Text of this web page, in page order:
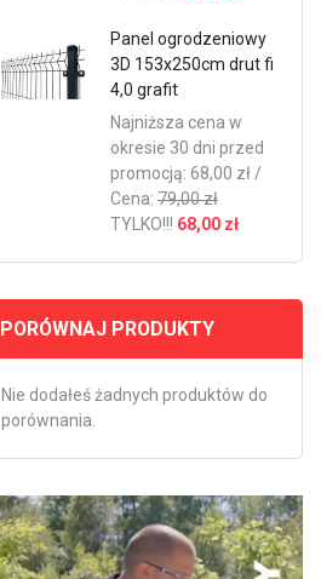
Panel ogrodzeniowy
3D 153x250cm drut fi
4,0 grafit
Najniższa cena w
okresie 30 dni przed
promocją: 68,00 zł /
Cena: 79,00 zł
TYLKO!!! 68,00 zł
PORÓWNAJ PRODUKTY
Nie dodałeś żadnych produktów do
porównania.